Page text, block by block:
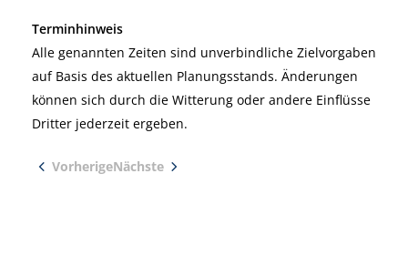
Terminhinweis
Alle genannten Zeiten sind unverbindliche Zielvorgaben
auf Basis des aktuellen Planungsstands. Änderungen
können sich durch die Witterung oder andere Einflüsse
Dritter jederzeit ergeben.
VorherigeNächste